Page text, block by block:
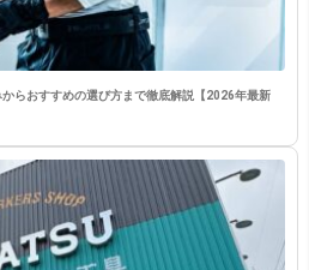
らおすすめの選び方まで徹底解説【2026年最新